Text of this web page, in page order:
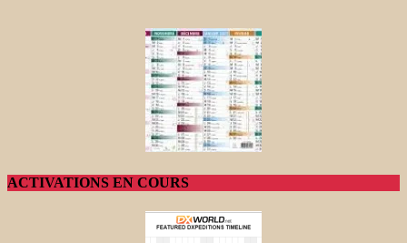
ACTIVATIONS EN COURS